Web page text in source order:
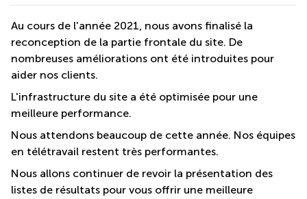
Au cours de l'année 2021, nous avons finalisé la
reconception de la partie frontale du site. De
nombreuses améliorations ont été introduites pour
aider nos clients.
L'infrastructure du site a été optimisée pour une
meilleure performance.
Nous attendons beaucoup de cette année. Nos équipes
en télétravail restent très performantes.
Nous allons continuer de revoir la présentation des
listes de résultats pour vous offrir une meilleure